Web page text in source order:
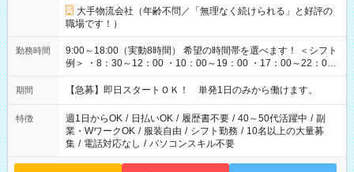
大手物流会社（年齢不問／「無理なく続けられる」と好評の
職場です！）
勤務時間
9:00～18:00（実動8時間） 希望の時間帯を選べます！ ＜シフト
例＞ ・8：30～12：00 ・10：00～19：00 ・17：00～22：00
・13：00～22：00 ・22：00～翌6：00 など
期間 【急募】即日スタートＯＫ！ 単発1日のみから働けます。
特徴 週1日からOK / 日払いOK / 履歴書不要 / 40～50代活躍中 / 副
業・WワークOK / 服装自由 / シフト勤務 / 10名以上の大量募
集 / 電話対応なし / パソコンスキル不要